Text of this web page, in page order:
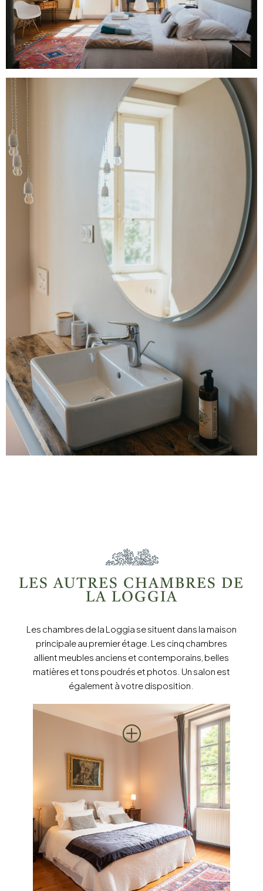
LES AUTRES CHAMBRES DE
LA LOGGIA
Les chambres de la Loggia se situent dans la maison
principale au premier étage. Les cinq chambres
allient meubles anciens et contemporains, belles
matières et tons poudrés et photos. Un salon est
également à votre disposition.
P
Chambre double avec douche
privative, spacieuse et confortable
pour un séjour à deux.